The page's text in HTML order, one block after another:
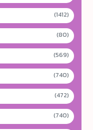
(1412)
(80)
(569)
(740)
(472)
(740)